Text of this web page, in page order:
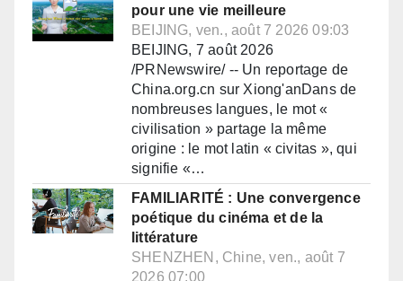
pour une vie meilleure
BEIJING, ven., août 7 2026 09:03
BEIJING, 7 août 2026
/PRNewswire/ -- Un reportage de
China.org.cn sur Xiong'anDans de
nombreuses langues, le mot «
civilisation » partage la même
origine : le mot latin « civitas », qui
signifie «…
FAMILIARITÉ : Une convergence
poétique du cinéma et de la
littérature
SHENZHEN, Chine, ven., août 7
2026 07:00